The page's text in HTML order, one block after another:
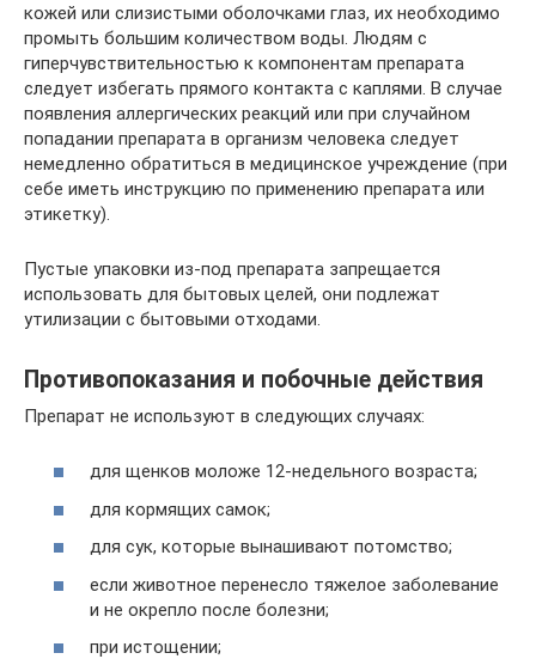
кожей или слизистыми оболочками глаз, их необходимо
промыть большим количеством воды. Людям с
гиперчувствительностью к компонентам препарата
следует избегать прямого контакта с каплями. В случае
появления аллергических реакций или при случайном
попадании препарата в организм человека следует
немедленно обратиться в медицинское учреждение (при
себе иметь инструкцию по применению препарата или
этикетку).
Пустые упаковки из-под препарата запрещается
использовать для бытовых целей, они подлежат
утилизации с бытовыми отходами.
Противопоказания и побочные действия
Препарат не используют в следующих случаях:
для щенков моложе 12-недельного возраста;
для кормящих самок;
для сук, которые вынашивают потомство;
если животное перенесло тяжелое заболевание
и не окрепло после болезни;
при истощении;